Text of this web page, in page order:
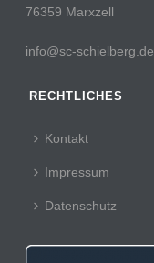
76359 Marxzell
info@sc-schielberg.de
RECHTLICHES
Kontakt
Impressum
Datenschutz